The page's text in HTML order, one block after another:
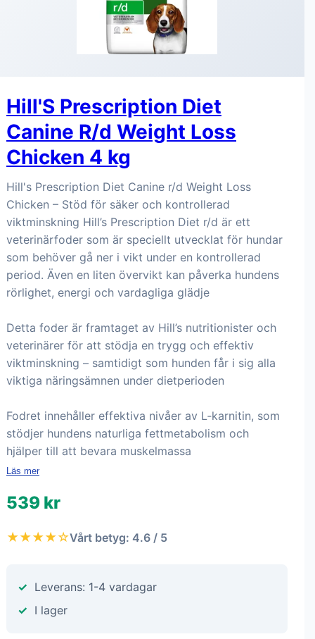
Hill'S Prescription Diet
Canine R/d Weight Loss
Chicken 4 kg
Hill's Prescription Diet Canine r/d Weight Loss
Chicken – Stöd för säker och kontrollerad
viktminskning Hill’s Prescription Diet r/d är ett
veterinärfoder som är speciellt utvecklat för hundar
som behöver gå ner i vikt under en kontrollerad
period. Även en liten övervikt kan påverka hundens
rörlighet, energi och vardagliga glädje
Detta foder är framtaget av Hill’s nutritionister och
veterinärer för att stödja en trygg och effektiv
viktminskning – samtidigt som hunden får i sig alla
viktiga näringsämnen under dietperioden
Fodret innehåller effektiva nivåer av L‑karnitin, som
stödjer hundens naturliga fettmetabolism och
hjälper till att bevara muskelmassa
Läs mer
539 kr
★★★★☆Vårt betyg: 4.6 / 5
Leverans: 1-4 vardagar
I lager